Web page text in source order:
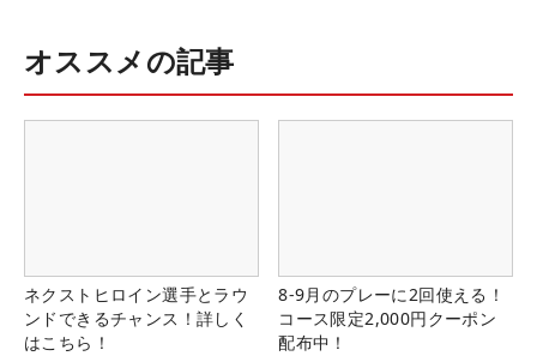
オススメの記事
ネクストヒロイン選手とラウ
ンドできるチャンス！詳しく
はこちら！
8-9月のプレーに2回使える！
コース限定2,000円クーポン
配布中！